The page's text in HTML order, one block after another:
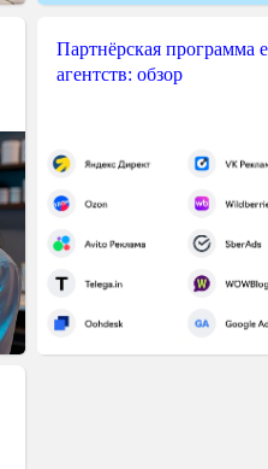
Партнёрская программа
агентств: обзор